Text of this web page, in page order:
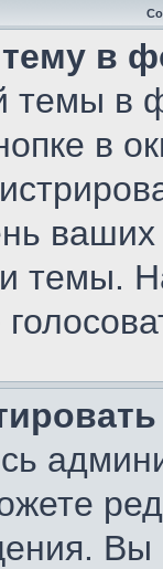
тему в
темы в
в
ваших
темы.
Вы